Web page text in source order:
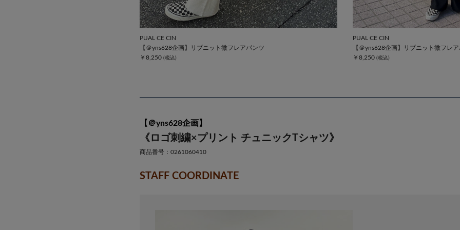
PUAL CE CIN
【＠yns628企画】リブニット微フレアパンツ
￥8,250
PUAL CE CIN
【＠yns628企画】リブニット微フレ
￥8,250
【＠yns628企画】
《ロゴ刺繍×プリント チュニックTシャツ》
商品番号：0261060410
STAFF COORDINATE